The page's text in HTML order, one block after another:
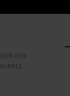
FOR